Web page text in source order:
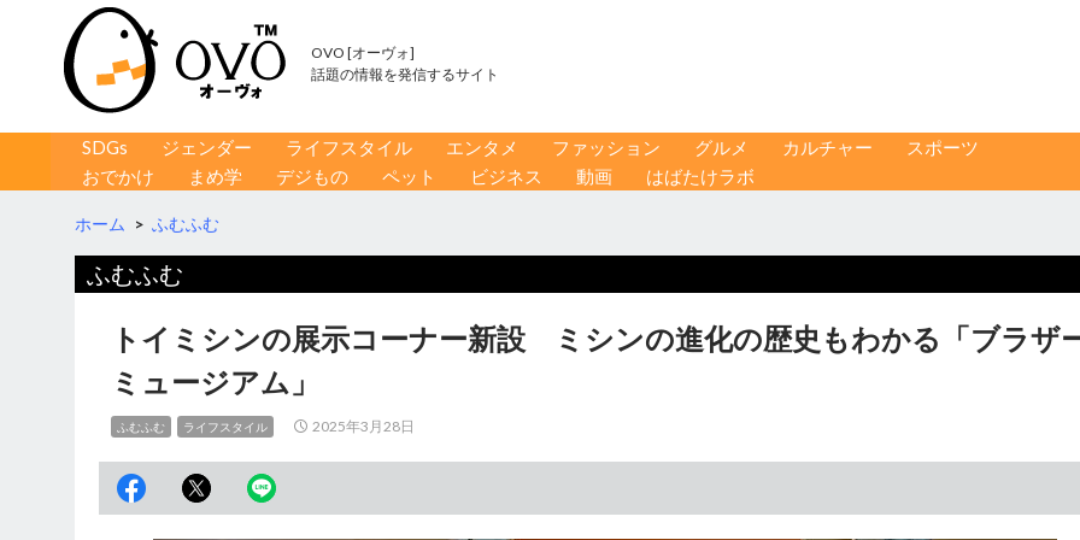
OVO [オーヴォ]
話題の情報を発信するサイト
コンテンツへ移動
SDGs ジェンダー ライフスタイル エンタメ ファッション グルメ カルチャー
スポーツ
おでかけ
まめ学 デジもの ペット ビジネス 動画 はばたけラボ
ホーム > ふむふむ
ふむふむ
トイミシンの展示コーナー新設 ミシンの進化の歴史もわかる「ブラザ
ミュージアム」
ふむふむ ライフスタイル 2025年3月28日